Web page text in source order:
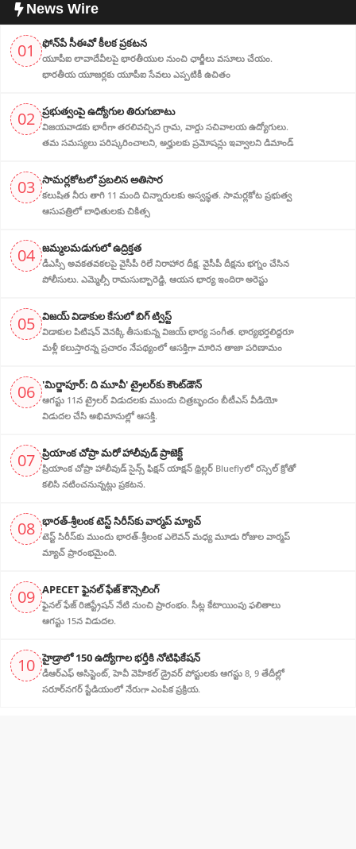
News Wire
01 ఫోన్‌పే సీఈవో కీలక ప్రకటన
యూపీఐ లావాదేవీలపై భారతీయుల నుంచి ఛార్జీలు వసూలు చేయం.
భారతీయ యూజర్లకు యూపీఐ సేవలు ఎప్పటికీ ఉచితం
02 ప్ర‌భుత్వంపై ఉద్యోగుల తిరుగుబాటు
విజయవాడకు భారీగా తరలివచ్చిన గ్రామ‌, వార్డు సచివాలయ ఉద్యోగులు.
తమ సమస్యలు పరిష్కరించాలని, అర్హుల‌కు ప్రమోషన్లు ఇవ్వాలని డిమాండ్
03 సామర్లకోటలో ప్రబలిన అతిసార
కలుషిత నీరు తాగి 11 మంది చిన్నారులకు అస్వస్థత. సామర్లకోట ప్రభుత్వ
ఆసుపత్రిలో బాధితులకు చికిత్స
04 జ‌మ్మ‌ల‌మ‌డుగులో ఉద్రిక్త‌త‌
డీఎస్సీ అవ‌క‌త‌వ‌క‌ల‌పై వైసీపీ రిలే నిరాహార‌ దీక్ష‌. వైసీపీ దీక్ష‌ను భ‌గ్నం చేసిన
పోలీసులు. ఎమ్మెల్సీ రామసుబ్బారెడ్డి, ఆయ‌న‌ భార్య ఇందిరా అరెస్టు
05 విజ‌య్ విడాకుల కేసులో బిగ్ ట్విస్ట్‌
విడాకుల‌ పిటిషన్ వెన‌క్కి తీసుకున్న విజ‌య్ భార్య‌ సంగీత. భార్య‌భ‌ర్త‌లిద్ద‌రూ
మళ్లీ కలుస్తారన్న ప్రచారం నేపథ్యంలో ఆస‌క్తిగా మారిన తాజా పరిణామం
06 'మిర్జాపూర్: ది మూవీ' ట్రైలర్‌కు కౌంట్‌డౌన్
ఆగస్టు 11న ట్రైలర్ విడుదలకు ముందు చిత్రబృందం బీటీఎస్ వీడియో
విడుదల చేసి అభిమానుల్లో ఆసక్తి.
07 ప్రియాంక చోప్రా మరో హాలీవుడ్ ప్రాజెక్ట్
ప్రియాంక చోప్రా హాలీవుడ్ సైన్స్ ఫిక్షన్ యాక్షన్ థ్రిల్లర్ Blueflyలో రస్సెల్ క్రోతో
కలిసి నటించనున్నట్లు ప్రకటన.
08 భారత్-శ్రీలంక టెస్ట్ సిరీస్‌కు వార్మప్ మ్యాచ్
టెస్ట్ సిరీస్‌కు ముందు భారత్-శ్రీలంక ఎలెవన్ మధ్య మూడు రోజుల వార్మప్
మ్యాచ్ ప్రారంభమైంది.
09 APECET ఫైనల్ ఫేజ్ కౌన్సెలింగ్
ఫైనల్ ఫేజ్ రిజిస్ట్రేషన్ నేటి నుంచి ప్రారంభం. సీట్ల కేటాయింపు ఫలితాలు
ఆగస్టు 15న విడుదల.
10 హైడ్రాలో 150 ఉద్యోగాల భర్తీకి నోటిఫికేషన్
డీఆర్‌ఎఫ్ అసిస్టెంట్, హెవీ వెహికల్ డ్రైవర్ పోస్టులకు ఆగస్టు 8, 9 తేదీల్లో
సరూర్‌నగర్ స్టేడియంలో నేరుగా ఎంపిక ప్రక్రియ.